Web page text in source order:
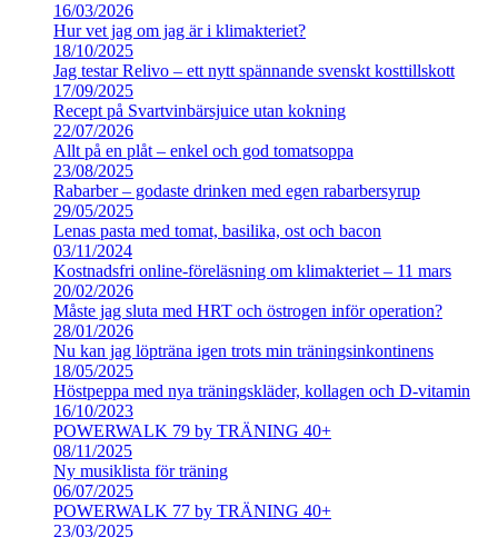
16/03/2026
Hur vet jag om jag är i klimakteriet?
18/10/2025
Jag testar Relivo – ett nytt spännande svenskt kosttillskott
17/09/2025
Recept på Svartvinbärsjuice utan kokning
22/07/2026
Allt på en plåt – enkel och god tomatsoppa
23/08/2025
Rabarber – godaste drinken med egen rabarbersyrup
29/05/2025
Lenas pasta med tomat, basilika, ost och bacon
03/11/2024
Kostnadsfri online-föreläsning om klimakteriet – 11 mars
20/02/2026
Måste jag sluta med HRT och östrogen inför operation?
28/01/2026
Nu kan jag löpträna igen trots min träningsinkontinens
18/05/2025
Höstpeppa med nya träningskläder, kollagen och D-vitamin
16/10/2023
POWERWALK 79 by TRÄNING 40+
08/11/2025
Ny musiklista för träning
06/07/2025
POWERWALK 77 by TRÄNING 40+
23/03/2025